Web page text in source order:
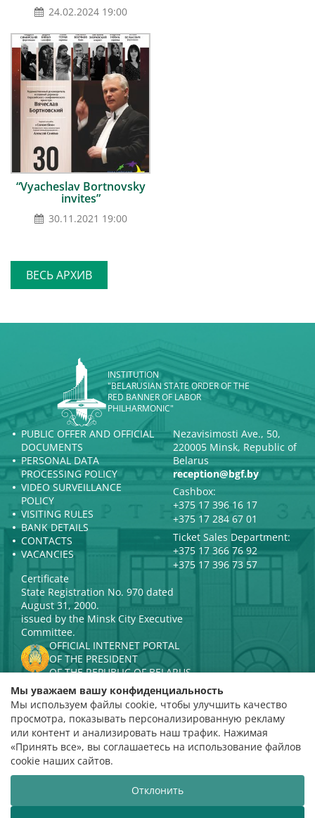
24.02.2024 19:00
“Vyacheslav Bortnovsky
invites”
30.11.2021 19:00
ВЕСЬ АРХИВ
INSTITUTION
"BELARUSIAN STATE ORDER OF THE
RED BANNER OF LABOR
PHILHARMONIC"
PUBLIC OFFER AND OFFICIAL
DOCUMENTS
PERSONAL DATA
PROCESSING POLICY
VIDEO SURVEILLANCE
POLICY
VISITING RULES
BANK DETAILS
CONTACTS
VACANCIES
Nezavisimosti Ave., 50,
220005 Minsk, Republic of
Belarus
reception@bgf.by
Cashbox:
+375 17 396 16 17
+375 17 284 67 01
Ticket Sales Department:
+375 17 366 76 92
+375 17 396 73 57
Certificate
State Registration No. 970 dated
August 31, 2000.
issued by the Minsk City Executive
Committee.
OFFICIAL INTERNET PORTAL
OF THE PRESIDENT
OF THE REPUBLIC OF BELARUS
MINISTRY OF CULTURE OF THE
REPUBLIC OF BELARUS
PORTAL
RATING ASSESSMENT
Rating 4.9
based on 112 reviews
Website developmentВТОП3
Мы уважаем вашу конфиденциальность
Мы используем файлы cookie, чтобы улучшить качество
просмотра, показывать персонализированную рекламу
или контент и анализировать наш трафик. Нажимая
«Принять все», вы соглашаетесь на использование файлов
cookie наших сайтов.
Отклонить